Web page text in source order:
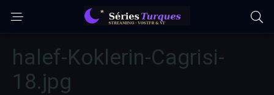
halef-Koklerin-Cagrisi-
18.jpg